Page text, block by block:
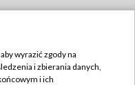
wyrazić zgody na
i zbierania danych,
i ich